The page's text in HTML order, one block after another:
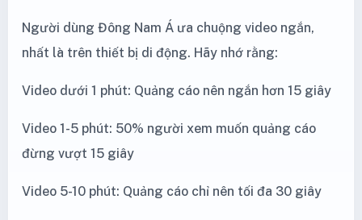
Người dùng Đông Nam Á ưa chuộng video ngắn,
nhất là trên thiết bị di động. Hãy nhớ rằng:
Video dưới 1 phút: Quảng cáo nên ngắn hơn 15 giây
Video 1-5 phút: 50% người xem muốn quảng cáo
đừng vượt 15 giây
Video 5-10 phút: Quảng cáo chỉ nên tối đa 30 giây